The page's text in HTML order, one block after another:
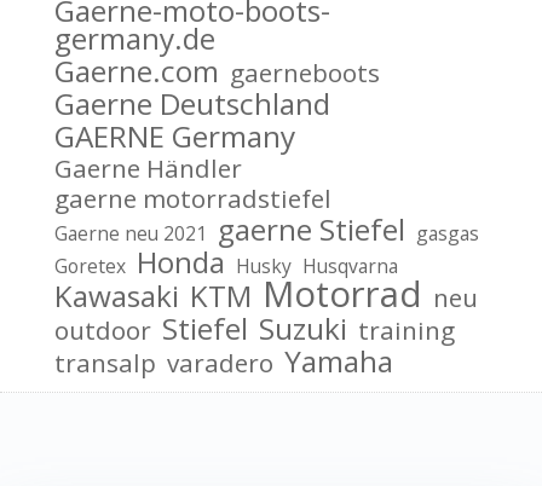
Gaerne-moto-boots-
germany.de
Gaerne.com gaerneboots
Gaerne Deutschland
GAERNE Germany
Gaerne Händler
gaerne motorradstiefel
Gaerne neu 2021 gaerne Stiefel gasgas
Goretex Honda Husky Husqvarna
Kawasaki KTM Motorrad neu
outdoor Stiefel Suzuki training
transalp varadero Yamaha